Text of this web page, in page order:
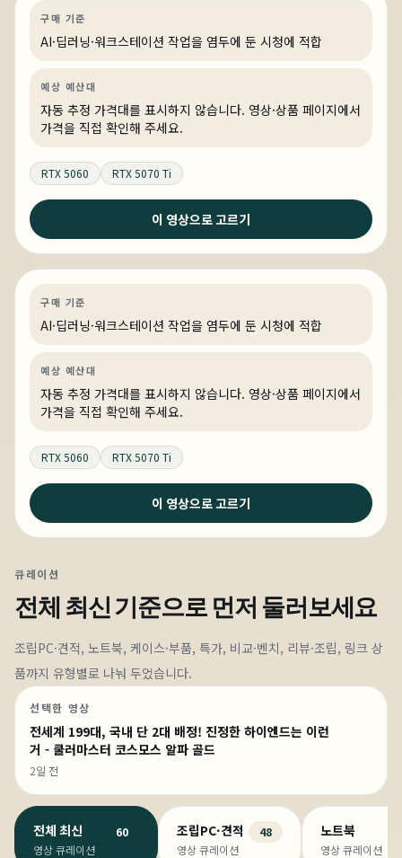
AI·딥러닝
구매 기준
AI·딥러닝·워크스테이션 작업을 염두에 둔 시청에 적합
예상 예산대
자동 추정 가격대를 표시하지 않습니다. 영상·상품 페이지에서
가격을 직접 확인해 주세요.
RTX 5060 RTX 5070 Ti
이 영상으로 고르기
AI·딥러닝
4일 전
FHD 고주사율을 원할하게 플레이가 가능한 PC
구매 기준
AI·딥러닝·워크스테이션 작업을 염두에 둔 시청에 적합
예상 예산대
자동 추정 가격대를 표시하지 않습니다. 영상·상품 페이지에서
가격을 직접 확인해 주세요.
RTX 5060 RTX 5070 Ti
이 영상으로 고르기
큐레이션
전체 최신기준으로 먼저 둘러보세요
조립PC·견적, 노트북, 케이스·부품, 특가, 비교·벤치, 리뷰·조립, 링크 상
품까지 유형별로 나눠 두었습니다.
선택한 영상
전세계 199대, 국내 단 2대 배정! 진정한 하이엔드는 이런
거 - 쿨러마스터 코스모스 알파 골드
2일 전
전체 최신
영상 큐레이션
60 조립PC·견적
영상 큐레이션
48 노트북
영상 큐레이션